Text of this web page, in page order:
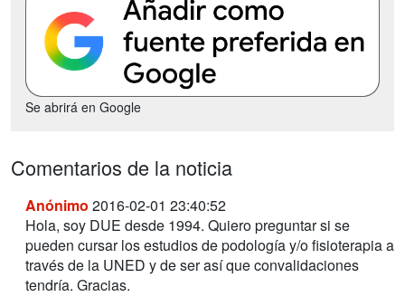
Se abrirá en Google
Comentarios de la noticia
Anónimo 2016-02-01 23:40:52
Hola, soy DUE desde 1994. Quiero preguntar si se
pueden cursar los estudios de podología y/o fisioterapia a
través de la UNED y de ser así que convalidaciones
tendría. Gracias.